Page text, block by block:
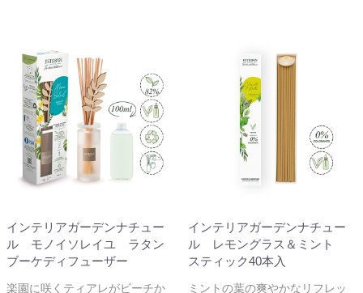
インテリアガーデンナチュー
ル モノイソレイユ ラタン
ブーケディフューザー
楽園に咲くティアレがビーチか
インテリアガーデンナチュー
ル レモングラス＆ミント
スティック40本入
ミントの葉の爽やかなリフレッ